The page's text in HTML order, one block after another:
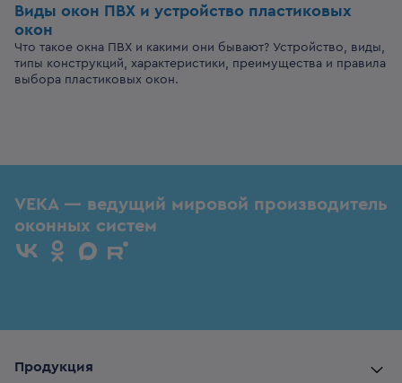
Виды окон ПВХ и устройство пластиковых
окон
Что такое окна ПВХ и какими они бывают? Устройство, виды,
типы конструкций, характеристики, преимущества и правила
выбора пластиковых окон.
VEKA — ведущий мировой производитель
оконных систем
Продукция